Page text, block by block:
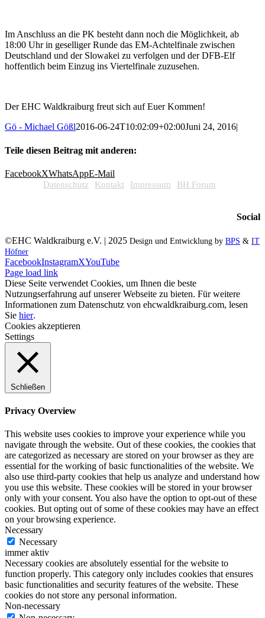
Im Anschluss an die PK besteht dann noch die Möglichkeit, ab
18:00 Uhr in geselliger Runde das EM-Achtelfinale zwischen
Deutschland und der Slowakei zu verfolgen und der DFB-Elf
hoffentlich beim Einzug ins Viertelfinale zuzusehen.
Der EHC Waldkraiburg freut sich auf Euer Kommen!
Gö - Michael Gößl2016-06-24T10:02:09+02:00Juni 24, 2016|
Teile diesen Beitrag mit anderen:
FacebookXWhatsAppE-Mail
Social
Datenschutz Kontakt Impressum BH Forum
©EHC Waldkraiburg e.V. | 2025 Design und Entwicklung by BPS & IT
Höfner
FacebookInstagramXYouTube
Page load link
Diese Seite verwendet Cookies, um Ihnen die beste
Nutzungserfahrung auf unserer Webseite zu bieten. Für weitere
Informationen zum Datenschutz von ehcwaldkraiburg.com, lesen
Sie hier.
Cookies akzeptieren
Settings
Schließen
Privacy Overview
This website uses cookies to improve your experience while you
navigate through the website. Out of these cookies, the cookies that
are categorized as necessary are stored on your browser as they are
essential for the working of basic functionalities of the website. We
also use third-party cookies that help us analyze and understand how
you use this website. These cookies will be stored in your browser
only with your consent. You also have the option to opt-out of these
cookies. But opting out of some of these cookies may have an effect
on your browsing experience.
Necessary
Necessary
immer aktiv
Necessary cookies are absolutely essential for the website to
function properly. This category only includes cookies that ensures
basic functionalities and security features of the website. These
cookies do not store any personal information.
Non-necessary